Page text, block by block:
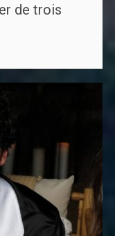
de trois